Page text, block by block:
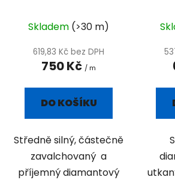
Skladem (>30 m)
619,83 Kč bez DPH
750 Kč / m
DO KOŠÍKU
Středně silný, částečně
zavalchovaný a
příjemný diamantový